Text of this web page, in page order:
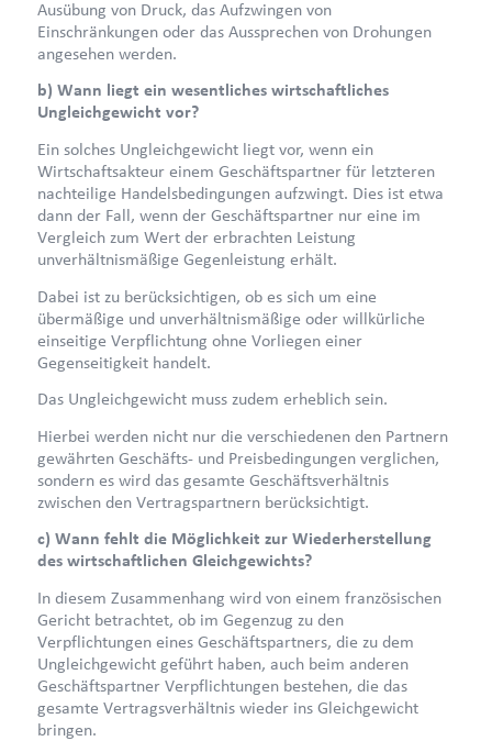
Ausübung von Druck, das Aufzwingen von
Einschränkungen oder das Aussprechen von Drohungen
angesehen werden.
b) Wann liegt ein wesentliches wirtschaftliches
Ungleichgewicht vor?
Ein solches Ungleichgewicht liegt vor, wenn ein
Wirtschaftsakteur einem Geschäftspartner für letzteren
nachteilige Handelsbedingungen aufzwingt. Dies ist etwa
dann der Fall, wenn der Geschäftspartner nur eine im
Vergleich zum Wert der erbrachten Leistung
unverhältnismäßige Gegenleistung erhält.
Dabei ist zu berücksichtigen, ob es sich um eine
übermäßige und unverhältnismäßige oder willkürliche
einseitige Verpflichtung ohne Vorliegen einer
Gegenseitigkeit handelt.
Das Ungleichgewicht muss zudem erheblich sein.
Hierbei werden nicht nur die verschiedenen den Partnern
gewährten Geschäfts- und Preisbedingungen verglichen,
sondern es wird das gesamte Geschäftsverhältnis
zwischen den Vertragspartnern berücksichtigt.
c) Wann fehlt die Möglichkeit zur Wiederherstellung
des wirtschaftlichen Gleichgewichts?
In diesem Zusammenhang wird von einem französischen
Gericht betrachtet, ob im Gegenzug zu den
Verpflichtungen eines Geschäftspartners, die zu dem
Ungleichgewicht geführt haben, auch beim anderen
Geschäftspartner Verpflichtungen bestehen, die das
gesamte Vertragsverhältnis wieder ins Gleichgewicht
bringen.